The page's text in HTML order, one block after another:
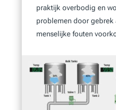
praktijk overbodig en
problemen door gebrek
menselijke fouten